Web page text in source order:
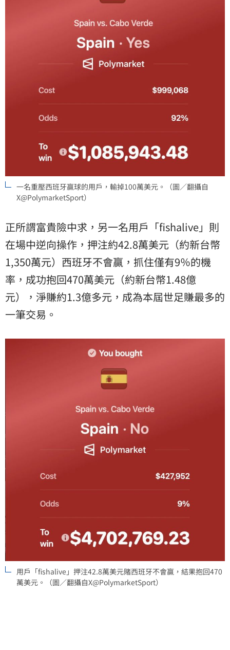
一名重壓西班牙贏球的用戶，輸掉100萬美元。（圖／翻攝自
X@PolymarketSport）
正所謂富貴險中求，另一名用戶「fishalive」則
在場中逆向操作，押注約42.8萬美元（約新台幣
1,350萬元）西班牙不會贏，抓住僅有9％的機
率，成功抱回470萬美元（約新台幣1.48億
元），淨賺約1.3億多元，成為本屆世足賺最多的
一筆交易。
用戶「fishalive」押注42.8萬美元賭西班牙不會贏，結果抱回470
萬美元。（圖／翻攝自X@PolymarketSport）